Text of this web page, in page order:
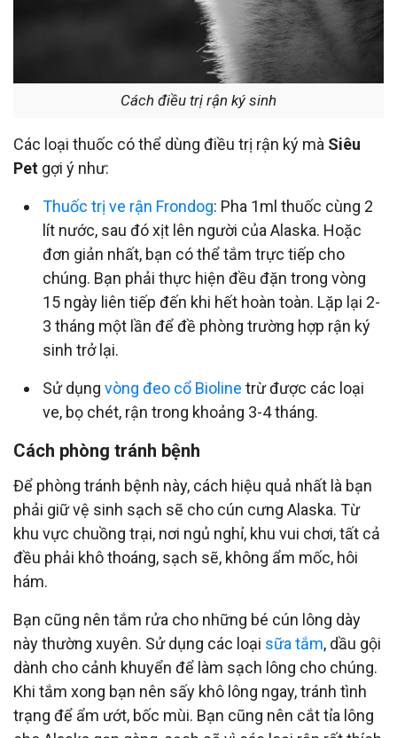
Cách điều trị rận ký sinh
Các loại thuốc có thể dùng điều trị rận ký mà Siêu
Pet gợi ý như:
Thuốc trị ve rận Frondog: Pha 1ml thuốc cùng 2
lít nước, sau đó xịt lên người của Alaska. Hoặc
đơn giản nhất, bạn có thể tắm trực tiếp cho
chúng. Bạn phải thực hiện đều đặn trong vòng
15 ngày liên tiếp đến khi hết hoàn toàn. Lặp lại 2-
3 tháng một lần để đề phòng trường hợp rận ký
sinh trở lại.
Sử dụng vòng đeo cổ Bioline trừ được các loại
ve, bọ chét, rận trong khoảng 3-4 tháng.
Cách phòng tránh bệnh
Để phòng tránh bệnh này, cách hiệu quả nhất là bạn
phải giữ vệ sinh sạch sẽ cho cún cưng Alaska. Từ
khu vực chuồng trại, nơi ngủ nghỉ, khu vui chơi, tất cả
đều phải khô thoáng, sạch sẽ, không ẩm mốc, hôi
hám.
Bạn cũng nên tắm rửa cho những bé cún lông dày
này thường xuyên. Sử dụng các loại sữa tắm, dầu gội
dành cho cảnh khuyển để làm sạch lông cho chúng.
Khi tắm xong bạn nên sấy khô lông ngay, tránh tình
trạng để ẩm ướt, bốc mùi. Bạn cũng nên cắt tỉa lông